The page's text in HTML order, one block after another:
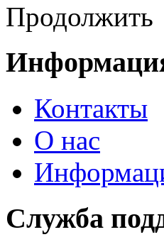
Продолжить
Контакты
О нас
Служба